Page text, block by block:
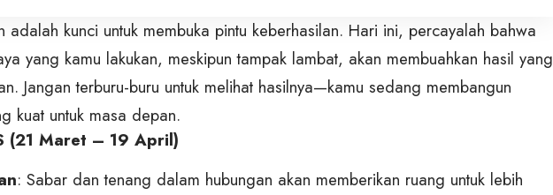
adalah kunci untuk membuka pintu keberhasilan. Hari ini, percayalah bahwa
yang kamu lakukan, meskipun tampak lambat, akan membuahkan hasil yang
Jangan terburu-buru untuk melihat hasilnya—kamu sedang membangun
kuat untuk masa depan.
(21 Maret – 19 April)
: Sabar dan tenang dalam hubungan akan memberikan ruang untuk lebih